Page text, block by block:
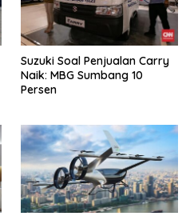
Suzuki Soal Penjualan Carry
Naik: MBG Sumbang 10
Persen